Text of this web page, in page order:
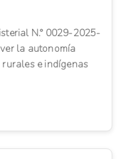
N.° 0029-2025-
la autonomía
e indígenas